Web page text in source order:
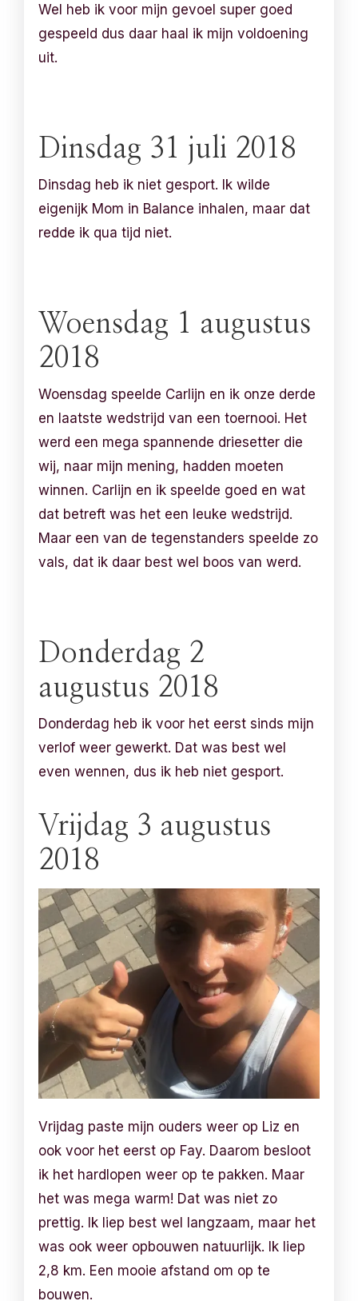
Wel heb ik voor mijn gevoel super goed
gespeeld dus daar haal ik mijn voldoening
uit.
Dinsdag 31 juli 2018
Dinsdag heb ik niet gesport. Ik wilde
eigenijk Mom in Balance inhalen, maar dat
redde ik qua tijd niet.
Woensdag 1 augustus
2018
Woensdag speelde Carlijn en ik onze derde
en laatste wedstrijd van een toernooi. Het
werd een mega spannende driesetter die
wij, naar mijn mening, hadden moeten
winnen. Carlijn en ik speelde goed en wat
dat betreft was het een leuke wedstrijd.
Maar een van de tegenstanders speelde zo
vals, dat ik daar best wel boos van werd.
Donderdag 2
augustus 2018
Donderdag heb ik voor het eerst sinds mijn
verlof weer gewerkt. Dat was best wel
even wennen, dus ik heb niet gesport.
Vrijdag 3 augustus
2018
Vrijdag paste mijn ouders weer op Liz en
ook voor het eerst op Fay. Daarom besloot
ik het hardlopen weer op te pakken. Maar
het was mega warm! Dat was niet zo
prettig. Ik liep best wel langzaam, maar het
was ook weer opbouwen natuurlijk. Ik liep
2,8 km. Een mooie afstand om op te
bouwen.